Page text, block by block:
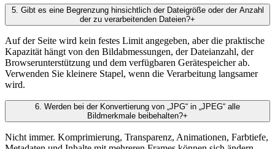
5. Gibt es eine Begrenzung hinsichtlich der Dateigröße oder der Anzahl
der zu verarbeitenden Dateien?+
Auf der Seite wird kein festes Limit angegeben, aber die praktische
Kapazität hängt von den Bildabmessungen, der Dateianzahl, der
Browserunterstützung und dem verfügbaren Gerätespeicher ab.
Verwenden Sie kleinere Stapel, wenn die Verarbeitung langsamer
wird.
6. Werden bei der Konvertierung von „JPG“ in „JPEG“ alle
Bildmerkmale beibehalten?+
Nicht immer. Komprimierung, Transparenz, Animationen, Farbtiefe,